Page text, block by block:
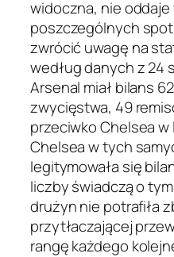
widoczna, nie
poszczególnych
zwrócić uwagę na
według danych z 24
Arsenal miał bilans
zwycięstwa, 49
przeciwko Chelsea w
Chelsea w tych
legitymowała się
liczby świadczą o
drużyn nie potrafiła
przytłaczającej
rangę każdego